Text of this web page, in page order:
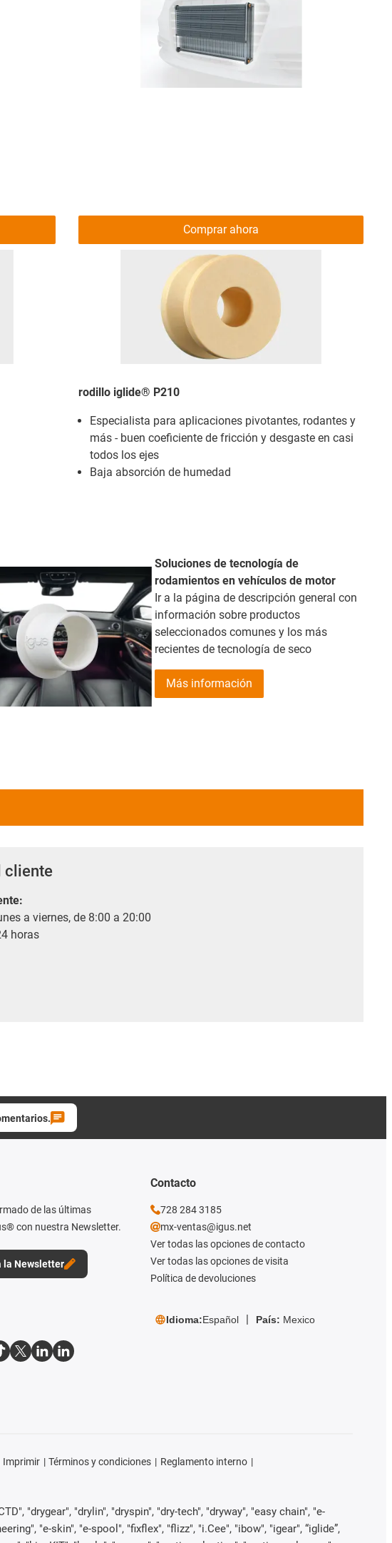
rodillo iglide® P210
Especialista para aplicaciones pivotantes, rodantes y
más - buen coeficiente de fricción y desgaste en casi
todos los ejes
Baja absorción de humedad
Comprar ahora
Soluciones de tecnología de
rodamientos en vehículos de motor
Ir a la página de descripción general con
información sobre productos
seleccionados comunes y los más
recientes de tecnología de seco
Más información
cliente
:
a viernes, de 8:00 a 20:00
horas
de las últimas
con nuestra Newsletter.
la Newsletter
Contacto
728 284 3185
mx-ventas@igus.net
Ver todas las opciones de contacto
Ver todas las opciones de visita
Política de devoluciones
Idioma:Español País: Mexico
Imprimir Términos y condiciones
Reglamento interno
"drygear", "drylin", "dryspin", "dry-tech", "dryway", "easy chain", "e-
"e-skin", "e-spool", "fixflex", "flizz", "i.Cee", "ibow", "igear", “iglide”,